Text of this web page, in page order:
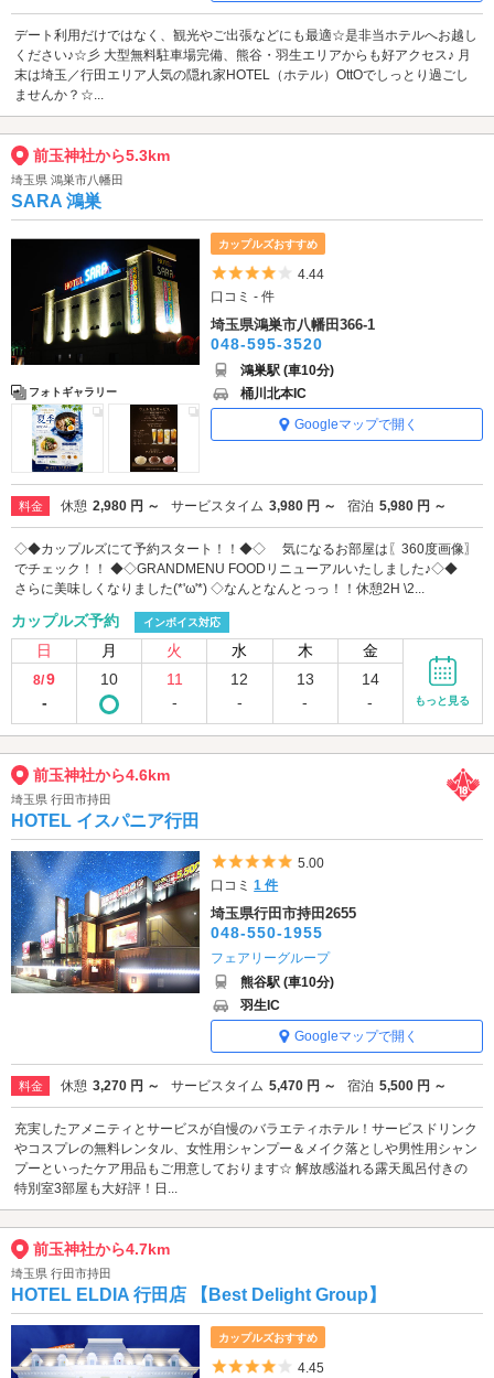
デート利用だけではなく、観光やご出張などにも最適☆是非当ホテルへお越し
ください♪☆彡 大型無料駐車場完備、熊谷・羽生エリアからも好アクセス♪ 月
末は埼玉／行田エリア人気の隠れ家HOTEL（ホテル）OttOでしっとり過ごし
ませんか？☆...
前玉神社から5.3km
埼玉県 鴻巣市八幡田
SARA 鴻巣
フォトギャラリー
カップルズおすすめ
5つ星のうち4
4.44
口コミ - 件
埼玉県鴻巣市八幡田366-1
048-595-3520
鴻巣駅 (車10分)
桶川北本IC
Googleマップで開く
料金 休憩 2,980 円 ～ サービスタイム 3,980 円 ～ 宿泊 5,980 円 ～
◇◆カップルズにて予約スタート！！◆◇ 気になるお部屋は〖360度画像〗
でチェック！！ ◆◇GRANDMENU FOODリニューアルいたしました♪◇◆
さらに美味しくなりました(*'ω'*) ◇なんとなんとっっ！！休憩2H \2...
カップルズ予約 インボイス対応
日 月 火 水 木 金
8/9
-
10
11
-
12
-
13
-
14
-
もっと見る
前玉神社から4.6km
埼玉県 行田市持田
HOTEL イスパニア行田
5つ星のうち5
5.00
口コミ1 件
埼玉県行田市持田2655
048-550-1955
フェアリーグループ
熊谷駅 (車10分)
羽生IC
Googleマップで開く
料金 休憩 3,270 円 ～ サービスタイム 5,470 円 ～ 宿泊 5,500 円 ～
充実したアメニティとサービスが自慢のバラエティホテル！サービスドリンク
やコスプレの無料レンタル、女性用シャンプー＆メイク落としや男性用シャン
プーといったケア用品もご用意しております☆ 解放感溢れる露天風呂付きの
特別室3部屋も大好評！日...
前玉神社から4.7km
埼玉県 行田市持田
HOTEL ELDIA 行田店 【Best Delight Group】
カップルズおすすめ
5つ星のうち4
4.45